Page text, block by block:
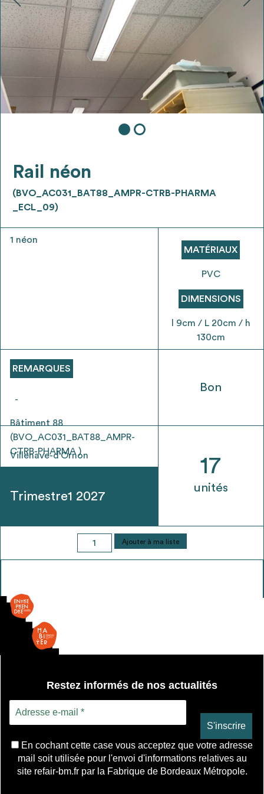
4
Ajouter les matériaux intéressants à "
"
Transmettre sa liste de manifestation
d'intérêt pour les matériaux
sélectionnés
Exporter sa liste et ses fiches produits
Être recontacté afin d’obtenir plus de
renseignements sur les modalités et
envisageables
* Attention, l’ajout des matériaux à sa liste et son envoi ne
Rail néon
(BVO_AC031_BAT88_AMPR-CTRB-PHARMA
_ECL_09)
1 néon
REMARQUES
-
Bâtiment 88
(BVO_AC031_BAT88_AMPR-
CTRB-PHARMA )
Villenave-d'Ornon
Trimestre1 2027
MATÉRIAUX
PVC
DIMENSIONS
l 9cm / L 20cm / h
130cm
Bon
17
unités
quantité
de
Ajouter à ma liste
Restez informés de nos actualités
En cochant cette case vous acceptez que votre adresse
mail soit utilisée pour l'envoi d'informations relatives au
site refair-bm.fr par la Fabrique de Bordeaux Métropole.